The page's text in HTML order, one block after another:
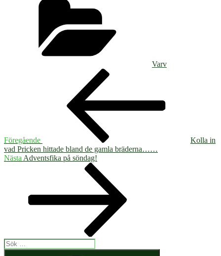
Varv
Inläggsnavigering
Föregående
Kolla in
vad Pricken hittade bland de gamla bräderna……
Nästa
Nästa Adventsfika på söndag!
Sök
efter: